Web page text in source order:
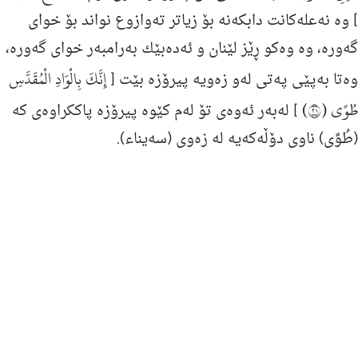
] وه‌ نه‌عله‌كانت دابكه‌نه‌ بۆ زیاتر ته‌وازوع نواند بۆ خوای
گه‌وره‌، وه‌ وه‌كو ڕێز لێنان و ئه‌ده‌بێك به‌رامبه‌ر خوای گه‌وره‌،
وه‌تا به‌پێى په‌تى له‌و زه‌ویه‌ پیرۆزه‌ بێت [إِنَّكَ بِالْوَادِ الْمُقَدَّسِ
طُوًى (١٢)
] له‌به‌ر ئه‌وه‌ی تۆ له‌م كێوه‌ پیرۆزه‌ پاككراوه‌ی كه‌
(طُوًى) ناوی دۆڵه‌كه‌یه‌ له‌ زه‌وی (سه‌یناء).